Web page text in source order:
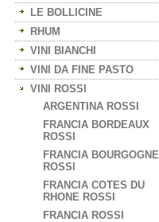
LE BOLLICINE
RHUM
VINI BIANCHI
VINI DA FINE PASTO
VINI ROSSI
ARGENTINA ROSSI
FRANCIA BORDEAUX
ROSSI
FRANCIA BOURGOGNE
ROSSI
FRANCIA COTES DU
RHONE ROSSI
FRANCIA ROSSI